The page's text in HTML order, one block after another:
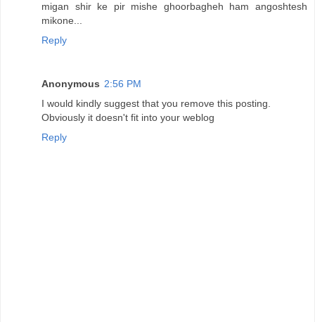
migan shir ke pir mishe ghoorbagheh ham angoshtesh
mikone...
Reply
Anonymous 2:56 PM
I would kindly suggest that you remove this posting.
Obviously it doesn't fit into your weblog
Reply